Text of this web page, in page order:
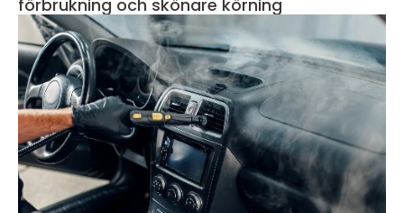
förbrukning och skönare körning